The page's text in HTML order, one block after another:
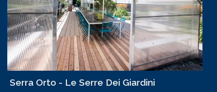
Serra Orto - Le Serre Dei Giardini